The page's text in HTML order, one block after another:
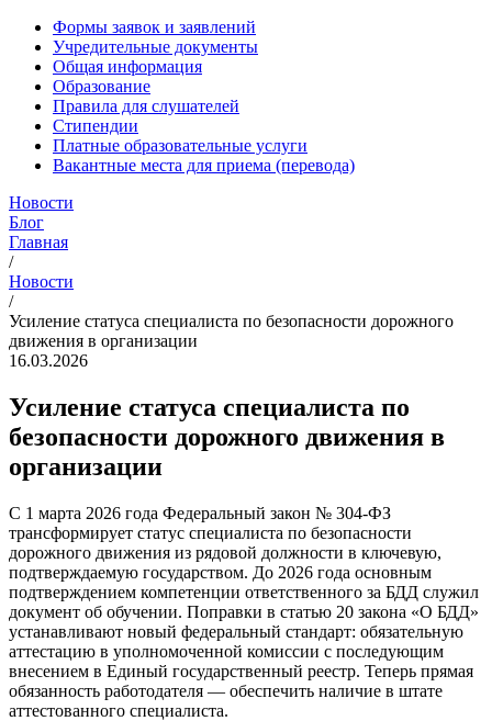
Формы заявок и заявлений
Учредительные документы
Общая информация
Образование
Правила для слушателей
Стипендии
Платные образовательные услуги
Вакантные места для приема (перевода)
Новости
Блог
Главная
/
Новости
/
Усиление статуса специалиста по безопасности дорожного
движения в организации
16.03.2026
Усиление статуса специалиста по
безопасности дорожного движения в
организации
С 1 марта 2026 года Федеральный закон № 304-ФЗ
трансформирует статус специалиста по безопасности
дорожного движения из рядовой должности в ключевую,
подтверждаемую государством. До 2026 года основным
подтверждением компетенции ответственного за БДД служил
документ об обучении. Поправки в статью 20 закона «О БДД»
устанавливают новый федеральный стандарт: обязательную
аттестацию в уполномоченной комиссии с последующим
внесением в Единый государственный реестр. Теперь прямая
обязанность работодателя — обеспечить наличие в штате
аттестованного специалиста.